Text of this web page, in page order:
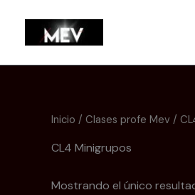
contenido
Inicio / Clases profe Mev /
CL4 Minigrupos
Mostrando el único